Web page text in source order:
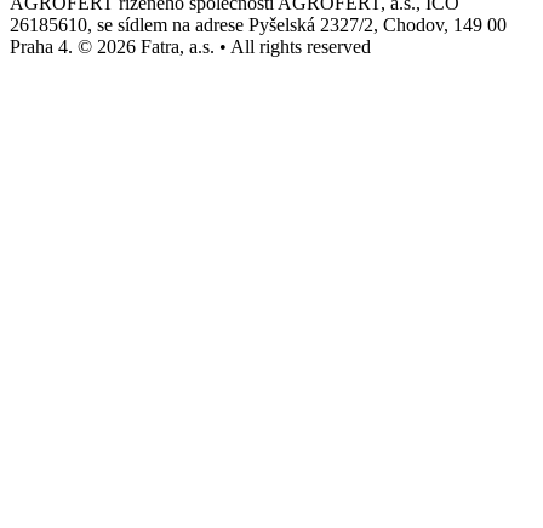
26185610, se sídlem na adrese Pyšelská 2327/2, Chodov, 149 00
Praha 4. © 2026 Fatra, a.s. • All rights reserved